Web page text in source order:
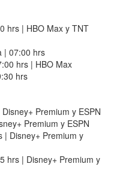
hrs | HBO Max y TNT
| 07:00 hrs
hrs | HBO Max
hrs
Premium y ESPN
Premium y ESPN
| Disney+ Premium y
hrs | Disney+ Premium y